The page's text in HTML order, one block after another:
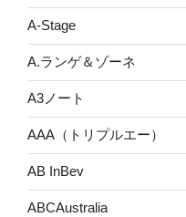
A-Stage
A.ランゲ＆ゾーネ
A3ノート
AAA（トリプルエー）
AB InBev
ABCAustralia